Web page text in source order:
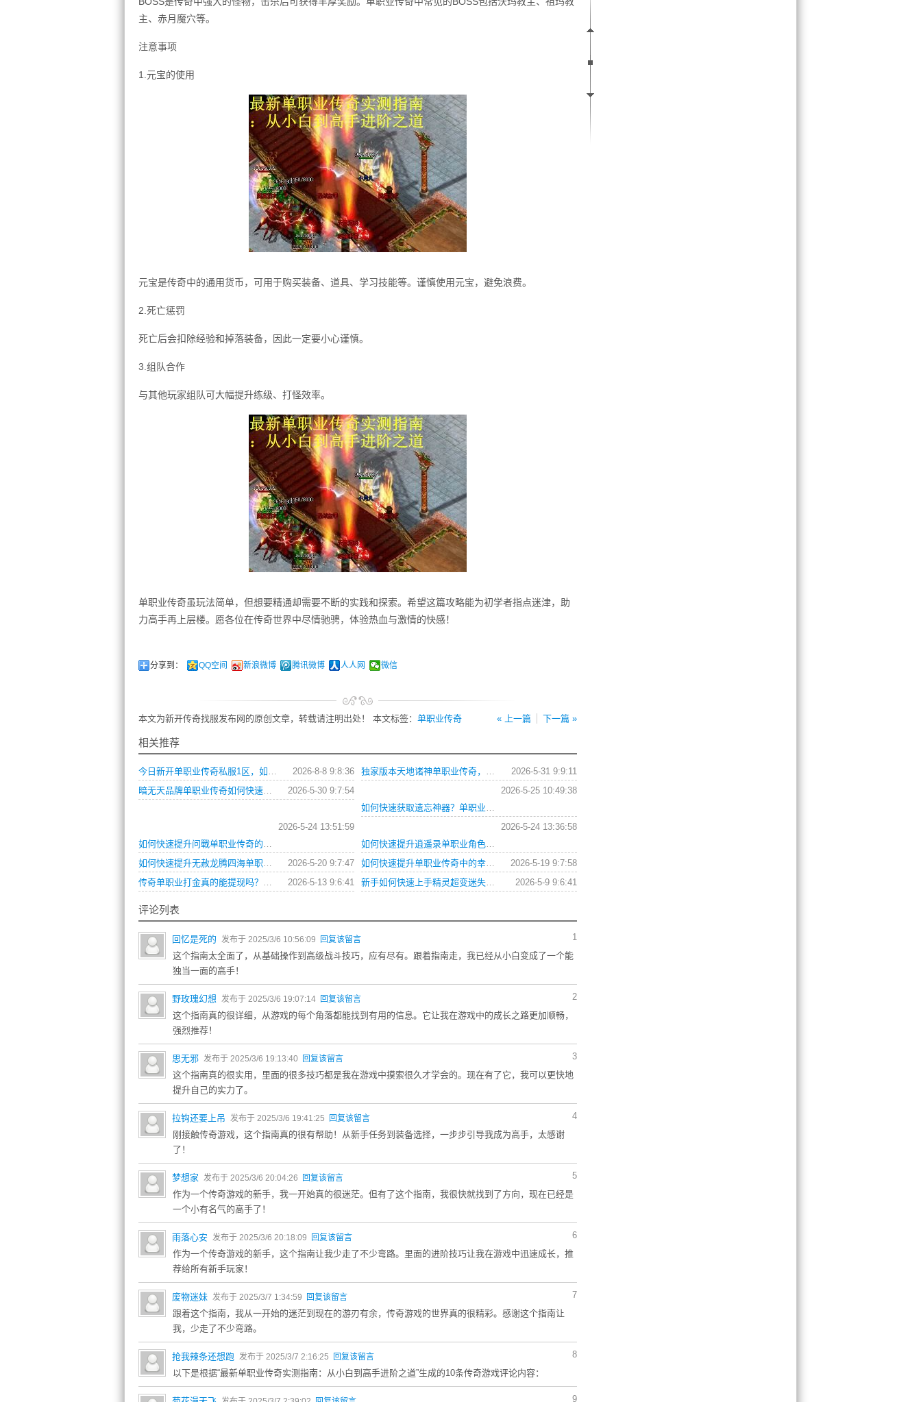
主、赤月魔穴等。
注意事项
1.元宝的使用
元宝是传奇中的通用货币，可用于购买装备、道具、学习技能等。谨慎使用元宝，避免浪费。
2.死亡惩罚
死亡后会扣除经验和掉落装备，因此一定要小心谨慎。
3.组队合作
与其他玩家组队可大幅提升练级、打怪效率。
单职业传奇虽玩法简单，但想要精通却需要不断的实践和探索。希望这篇攻略能为初学者指点迷津，助
力高手再上层楼。愿各位在传奇世界中尽情驰骋，体验热血与激情的快感！
分享到： QQ空间 新浪微博 腾讯微博 人人网 微信
« 上一篇 下一篇 »
本文为新开传奇找服发布网的原创文章，转载请注明出处！ 本文标签： 单职业传奇
相关推荐
2026-8-8 9:8:36
今日新开单职业传奇私服1区，如何快速升级与获取顶级装备？ 2026-5-31 9:9:11
独家版本天地诸神单职业传奇，如何快速提升战力？
2026-5-30 9:7:54
暗无天品牌单职业传奇如何快速提升战力？
2026-5-25 10:49:38
如何快速获取遗忘神器？单职业传奇之巅最强装备路线是什么？追寻失落记忆任务卡关了怎么办？
2026-5-24 13:51:59
如何快速提升问戰单职业传奇的战斗力？
2026-5-24 13:36:58
如何快速提升逍遥录单职业角色等级？
2026-5-20 9:7:47
如何快速提升无赦龙腾四海单职业角色等级？ 2026-5-19 9:7:58
如何快速提升单职业传奇中的幸运值和极品爆率？
2026-5-13 9:6:41
传奇单职业打金真的能提现吗？这份攻略告诉你答案 2026-5-9 9:6:41
新手如何快速上手精灵超变迷失单职业66666？这份攻略为你解答所有疑问。
评论列表
1
回忆是死的 发布于 2025/3/6 10:56:09 回复该留言
这个指南太全面了，从基础操作到高级战斗技巧，应有尽有。跟着指南走，我已经从小白变成了一个能
独当一面的高手！
2
野玫瑰幻想 发布于 2025/3/6 19:07:14 回复该留言
这个指南真的很详细，从游戏的每个角落都能找到有用的信息。它让我在游戏中的成长之路更加顺畅，
强烈推荐！
3
思无邪 发布于 2025/3/6 19:13:40 回复该留言
这个指南真的很实用，里面的很多技巧都是我在游戏中摸索很久才学会的。现在有了它，我可以更快地
提升自己的实力了。
4
拉钩还要上吊 发布于 2025/3/6 19:41:25 回复该留言
刚接触传奇游戏，这个指南真的很有帮助！从新手任务到装备选择，一步步引导我成为高手，太感谢
了！
5
梦想家 发布于 2025/3/6 20:04:26 回复该留言
作为一个传奇游戏的新手，我一开始真的很迷茫。但有了这个指南，我很快就找到了方向，现在已经是
一个小有名气的高手了！
6
雨落心安 发布于 2025/3/6 20:18:09 回复该留言
作为一个传奇游戏的新手，这个指南让我少走了不少弯路。里面的进阶技巧让我在游戏中迅速成长，推
荐给所有新手玩家！
7
废物迷妹 发布于 2025/3/7 1:34:59 回复该留言
跟着这个指南，我从一开始的迷茫到现在的游刃有余，传奇游戏的世界真的很精彩。感谢这个指南让
我，少走了不少弯路。
8
抢我辣条还想跑 发布于 2025/3/7 2:16:25 回复该留言
以下是根据“最新单职业传奇实测指南：从小白到高手进阶之道”生成的10条传奇游戏评论内容：
9